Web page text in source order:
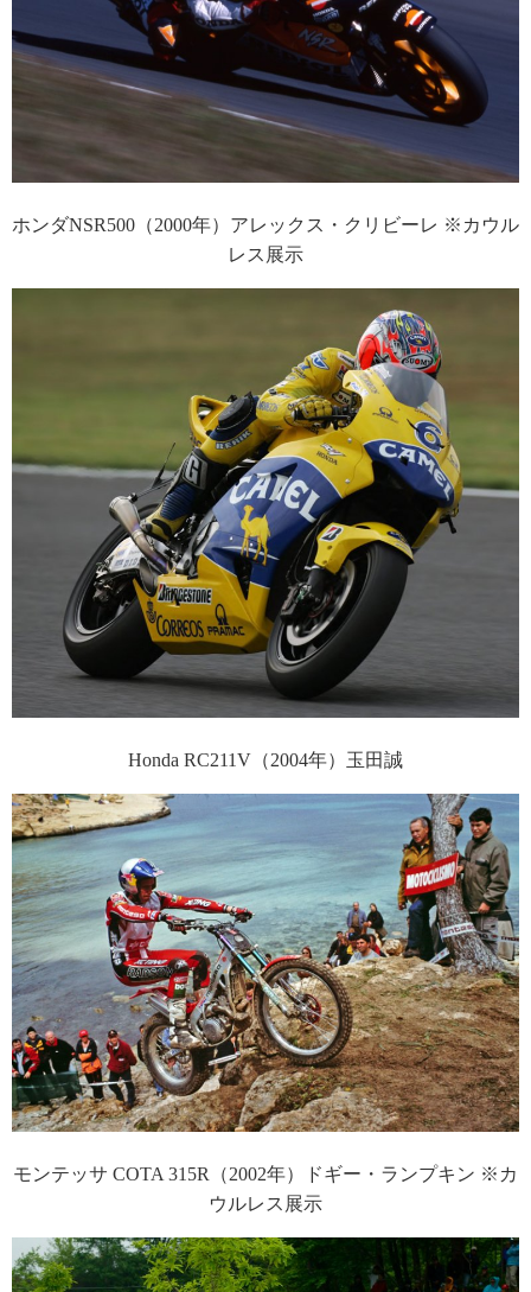
ホンダNSR500（2000年）アレックス・クリビーレ ※カウル
レス展示
Honda RC211V（2004年）玉田誠
モンテッサ COTA 315R（2002年）ドギー・ランプキン ※カ
ウルレス展示